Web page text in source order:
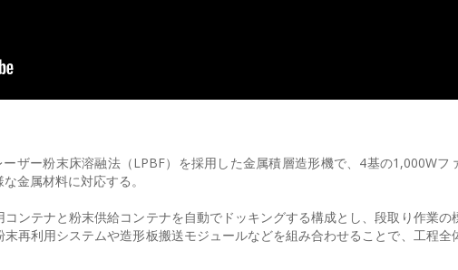
ザー粉末床溶融法（LPBF）を採用した金属積層造形機で、4基の1,000Wフ
金属材料に対応する。
ンテナと粉末供給コンテナを自動でドッキングする構成とし、段取り作業の
再利用システムや造形板搬送モジュールなどを組み合わせることで、工程全